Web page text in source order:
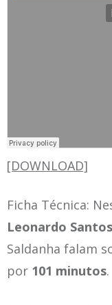
[DOWNLOAD]
Ficha Técnica:
Leonardo
Saldanha falam
por 101 minutos.